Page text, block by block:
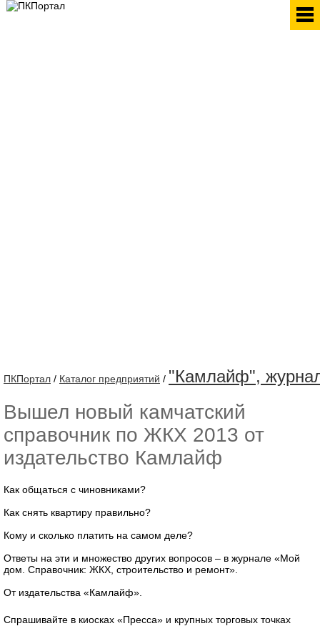
ПКПортал / Каталог предприятий / "Камлайф",
Вышел новый камчатский
справочник по ЖКХ 2013 от
издательство Камлайф
Как общаться с чиновниками?
Как снять квартиру правильно?
Кому и сколько платить на самом деле?
Ответы на эти и множество других вопросов – в журнале «Мой
дом. Справочник: ЖКХ, строительство и ремонт».
От издательства «Камлайф».
Спрашивайте в киосках «Пресса» и крупных торговых точках